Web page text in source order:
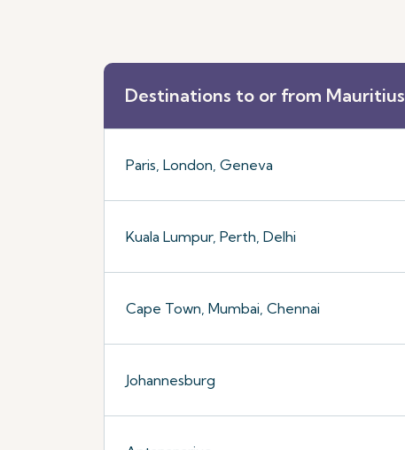
Destinations to or from Mauritius
Paris, London, Geneva
Kuala Lumpur, Perth, Delhi
Cape Town, Mumbai, Chennai
Johannesburg